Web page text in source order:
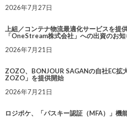
2026年7月27日
上組／コンテナ物流最適化サービスを提
「OneStream株式会社」への出資のお知
2026年7月21日
ZOZO、BONJOUR SAGANの自社EC
ZOZO」を提供開始
2026年7月21日
ロジポケ、「パスキー認証（MFA）」機